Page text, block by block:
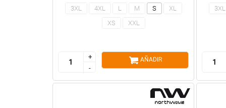
3XL 4XL L M S
XL
XS
XXL
+
-
+
-
AÑADIR
3XL